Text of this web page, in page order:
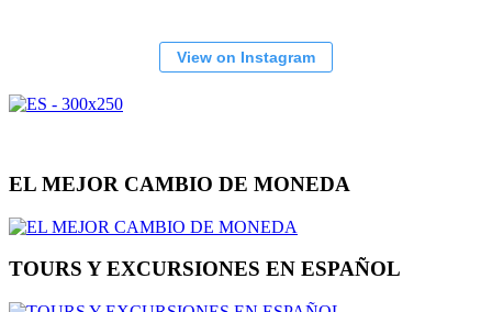
View on Instagram
EL MEJOR CAMBIO DE MONEDA
TOURS Y EXCURSIONES EN ESPAÑOL